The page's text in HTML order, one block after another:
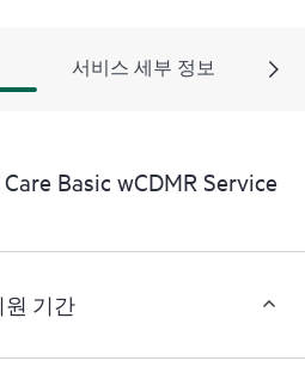
실행 가능한 데이터와 HPE
원되는 지원 계약을 제공하는
을 인지하여 더 쉽게 자산을 관
셀프 서비스 툴을 활용하여 고
소스 포털이 제공됩니다. HPE
하는 HPE 리소스에 대한 액
서비스 세부 정보
Basic wCDMR Service
원 기간